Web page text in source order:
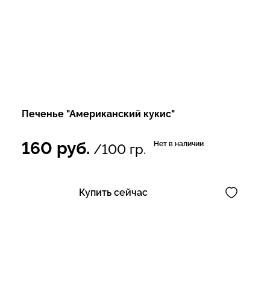
Печенье "Американский кукис"
160 руб. /100 гр. Нет в наличии
Купить сейчас